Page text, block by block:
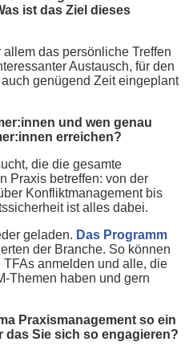
ist das Ziel dieses
das persönliche Treffen
Austausch, für den
genügend Zeit eingeplant
und wen genau
erreichen?
die die gesamte
Praxis betreffen: von der
Konfliktmanagement bis
ist alles dabei.
geladen. Das Programm
der Branche. So können
anmelden und alle, die
Themen haben und gern
Praxismanagement so ein
Sie sich so engagieren?